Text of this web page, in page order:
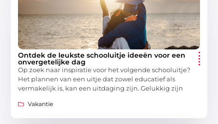
Ontdek de leukste schooluitje ideeën voor een
onvergetelijke dag
Op zoek naar inspiratie voor het volgende schooluitje?
Het plannen van een uitje dat zowel educatief als
vermakelijk is, kan een uitdaging zijn. Gelukkig zijn
Vakantie